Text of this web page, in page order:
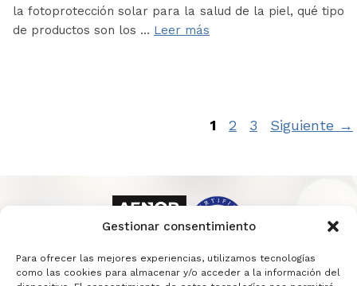
Gestionar consentimiento
Para ofrecer las mejores experiencias, utilizamos tecnologías
como las cookies para almacenar y/o acceder a la información del
la fotoprotección solar para la salud de la piel, qué tipo
de productos son los … Leer más
Página
1 Página
2 Página
3 Siguiente →